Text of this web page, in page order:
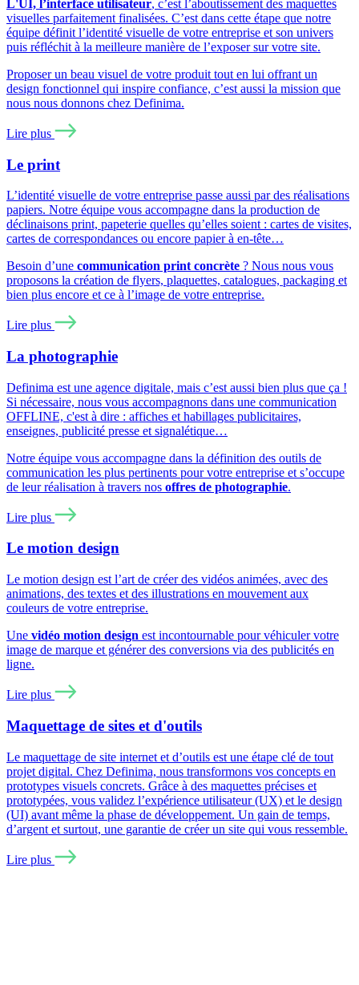
L'UI, l’interface utilisateur, c’est l’aboutissement des maquettes
visuelles parfaitement finalisées. C’est dans cette étape que notre
équipe définit l’identité visuelle de votre entreprise et son univers
puis réfléchit à la meilleure manière de l’exposer sur votre site.
Proposer un beau visuel de votre produit tout en lui offrant un
design fonctionnel qui inspire confiance, c’est aussi la mission que
nous nous donnons chez Definima.
Lire plus
Le print
L’identité visuelle de votre entreprise passe aussi par des réalisations
papiers. Notre équipe vous accompagne dans la production de
déclinaisons print, papeterie quelles qu’elles soient : cartes de visites,
cartes de correspondances ou encore papier à en-tête…
Besoin d’une communication print concrète ? Nous nous vous
proposons la création de flyers, plaquettes, catalogues, packaging et
bien plus encore et ce à l’image de votre entreprise.
Lire plus
La photographie
Definima est une agence digitale, mais c’est aussi bien plus que ça !
Si nécessaire, nous vous accompagnons dans une communication
OFFLINE, c'est à dire : affiches et habillages publicitaires,
enseignes, publicité presse et signalétique…
Notre équipe vous accompagne dans la définition des outils de
communication les plus pertinents pour votre entreprise et s’occupe
de leur réalisation à travers nos offres de photographie.
Lire plus
Le motion design
Le motion design est l’art de créer des vidéos animées, avec des
animations, des textes et des illustrations en mouvement aux
couleurs de votre entreprise.
Une vidéo motion design est incontournable pour véhiculer votre
image de marque et générer des conversions via des publicités en
ligne.
Lire plus
Maquettage de sites et d'outils
Le maquettage de site internet et d’outils est une étape clé de tout
projet digital. Chez Definima, nous transformons vos concepts en
prototypes visuels concrets. Grâce à des maquettes précises et
prototypées, vous validez l’expérience utilisateur (UX) et le design
(UI) avant même la phase de développement. Un gain de temps,
d’argent et surtout, une garantie de créer un site qui vous ressemble.
Lire plus